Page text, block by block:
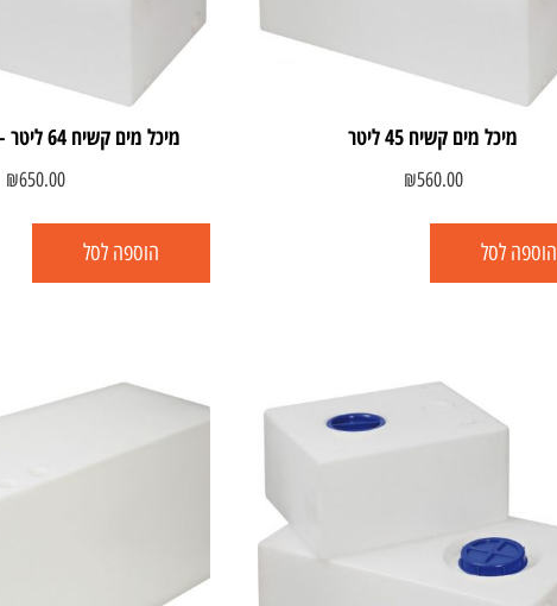
מיכל מים קשיח 45 ליטר
₪560.00
הוספה לסל
מיכל מים קשיח 64 ליטר – תוצרת איטליה
₪650.00
הוספה לסל